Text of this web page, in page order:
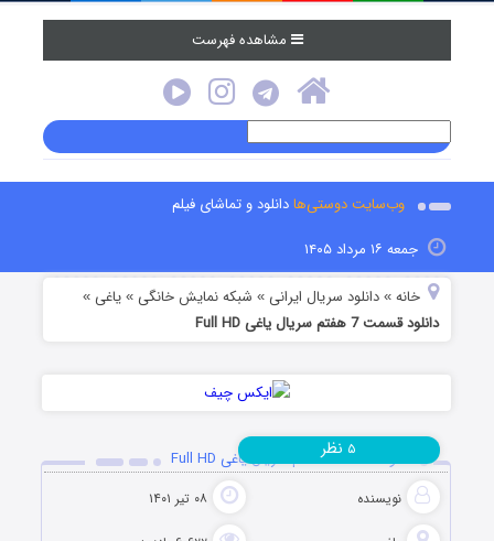
مشاهده فهرست
وب‌سایت دوستی‌هادانلود و تماشای فیلم
جمعه ۱۶ مرداد ۱۴۰۵
خانه »دانلود سریال ایرانی » شبکه نمایش خانگی »یاغی »
دانلود قسمت 7 هفتم سریال یاغی Full HD
دانلود قسمت 7 هفتم سریال یاغی Full HD
نویسنده ۰۸ تیر ۱۴۰۱
۵ نظر